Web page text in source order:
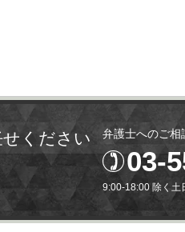
ください 弁護士へのご相
03-
9:00-18:00 除く土